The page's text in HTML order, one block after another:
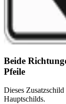
Beide
Pfeile
Dieses
Hauptschilds.